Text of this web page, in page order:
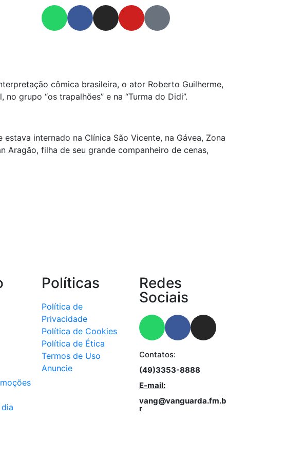
cômica brasileira, o ator Roberto Guilherme,
grupo “os trapalhões” e na “Turma do Didi”.
internado na Clínica São Vicente, na Gávea, Zona
filha de seu grande companheiro de cenas,
Políticas
Política de
Privacidade
Política de Cookies
Política de Ética
Termos de Uso
Anuncie
Redes
Sociais
Contatos:
(49)3353-8888
E-mail:
vang@vanguarda.fm.b
r